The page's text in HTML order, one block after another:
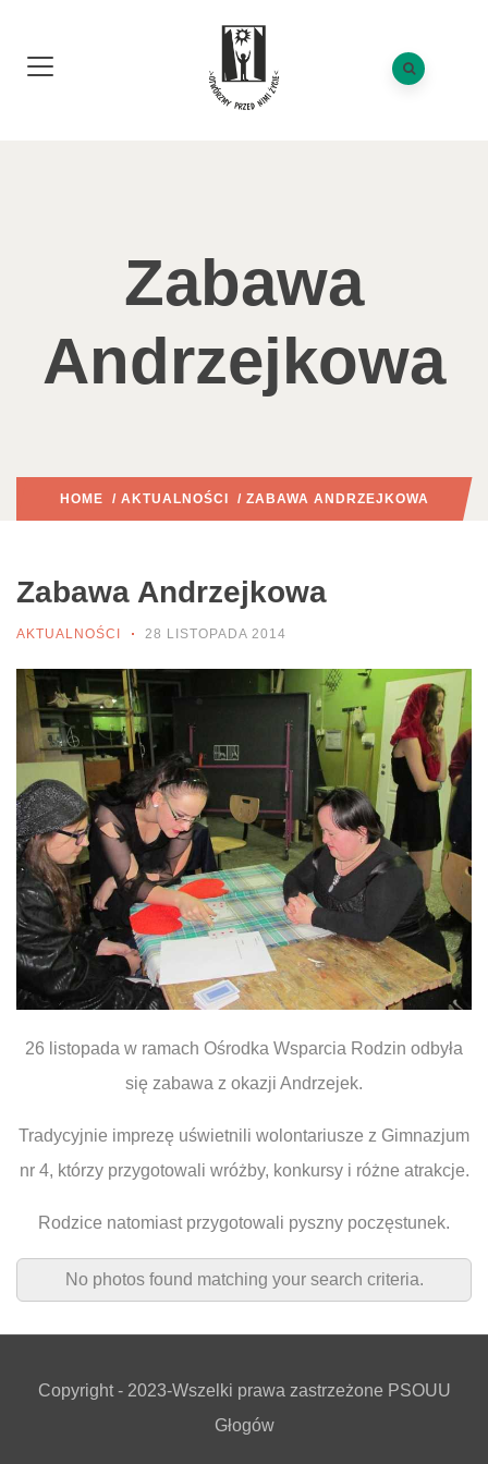
Zabawa
Andrzejkowa
HOME / AKTUALNOŚCI / ZABAWA ANDRZEJKOWA
Zabawa Andrzejkowa
AKTUALNOŚCI 28 LISTOPADA 2014
26 listopada w ramach Ośrodka Wsparcia Rodzin odbyła
się zabawa z okazji Andrzejek.
Tradycyjnie imprezę uświetnili wolontariusze z Gimnazjum
nr 4, którzy przygotowali wróżby, konkursy i różne atrakcje.
Rodzice natomiast przygotowali pyszny poczęstunek.
No photos found matching your search criteria.
Copyright - 2023-Wszelki prawa zastrzeżone PSOUU
Głogów